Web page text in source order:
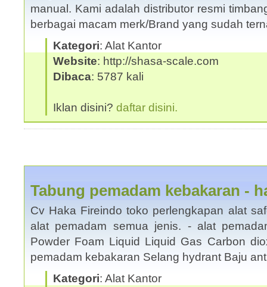
manual. Kami adalah distributor resmi
berbagai macam merk/Brand yang sudah
Kategori: Alat Kantor
Website: http://shasa-scale.com
Dibaca: 5787 kali
Iklan disini? daftar disini.
Tabung pemadam kebakaran -
Cv Haka Fireindo toko perlengkapan alat
alat pemadam semua jenis. - alat
Powder Foam Liquid Liquid Gas Carbon
pemadam kebakaran Selang hydrant Baju
Kategori: Alat Kantor